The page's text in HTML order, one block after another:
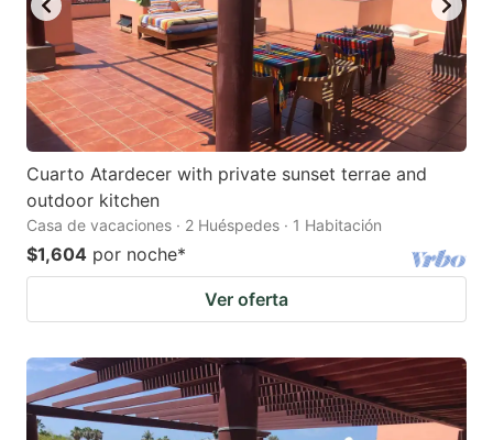
Cuarto Atardecer with private sunset terrae and
outdoor kitchen
Casa de vacaciones · 2 Huéspedes · 1 Habitación
$1,604 por noche*
Ver oferta